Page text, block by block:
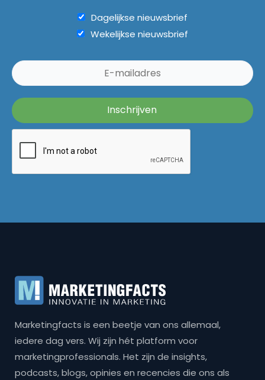
Dagelijkse nieuwsbrief
Wekelijkse nieuwsbrief
Marketingfacts is een beetje van ons allemaal,
iedere dag vers. Wij zijn hét platform voor
marketingprofessionals. Het zijn de insights,
podcasts, blogs, opinies en recencies die ons als